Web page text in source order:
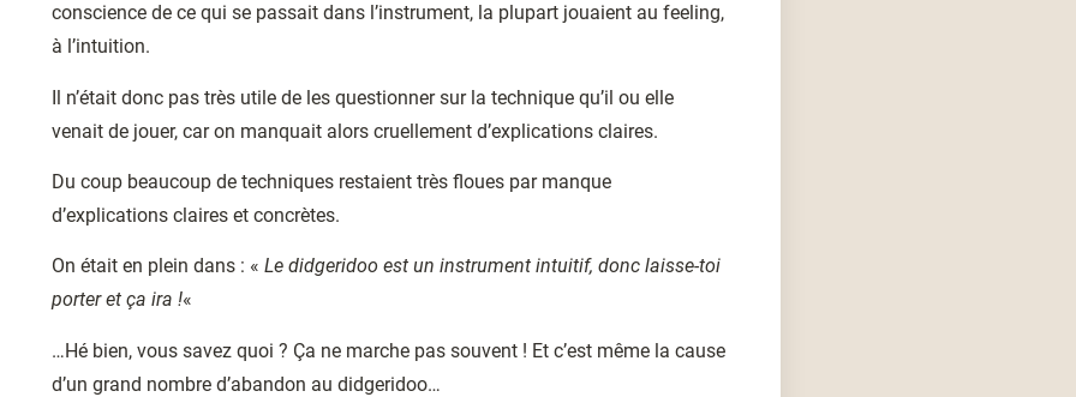
conscience de ce qui se passait dans l’instrument, la plupart jouaient au feeling,
à l’intuition.
Il n’était donc pas très utile de les questionner sur la technique qu’il ou elle
venaitde jouer, car on manquait alors cruellement d’explications claires.
Du coup beaucoup de techniques restaient très floues par manque
d’explications claires et concrètes.
On était en plein dans : « Le didgeridoo est un instrument intuitif, donc laisse-toi
porter et ça ira !«
…Hé bien, vous savez quoi ? Ça ne marche pas souvent ! Et c’est même la cause
d’un grand nombre d’abandon au didgeridoo…